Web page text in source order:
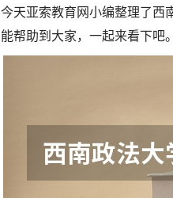
今天亚索教育网小编整理了西
能帮助到大家，一起来看下吧。